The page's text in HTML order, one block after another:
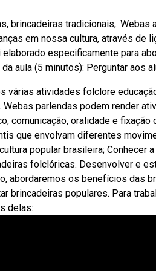
brincadeiras tradicionais,.
em nossa cultura, através de
especificamente para
aula (5 minutos): Perguntar aos
várias atividades folclore
parlendas podem render
comunicação, oralidade e
que envolvam diferentes
popular brasileira; Conhecer
folclóricas. Desenvolver e
abordaremos os benefícios das
brincadeiras populares. Para
delas: